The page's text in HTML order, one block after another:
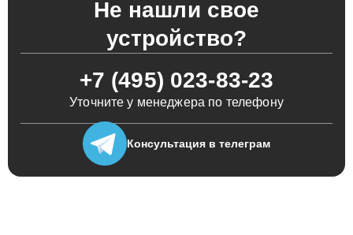
Не нашли свое
устройство?
+7 (495) 023-83-23